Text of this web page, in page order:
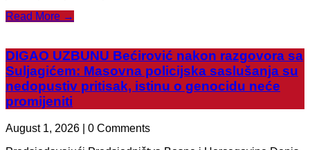
Read More →
DIGAO UZBUNU Bećirović nakon razgovora sa
Suljagićem: Masovna policijska saslušanja su
nedopustiv pritisak, istinu o genocidu neće
promijeniti
August 1, 2026 | 0 Comments